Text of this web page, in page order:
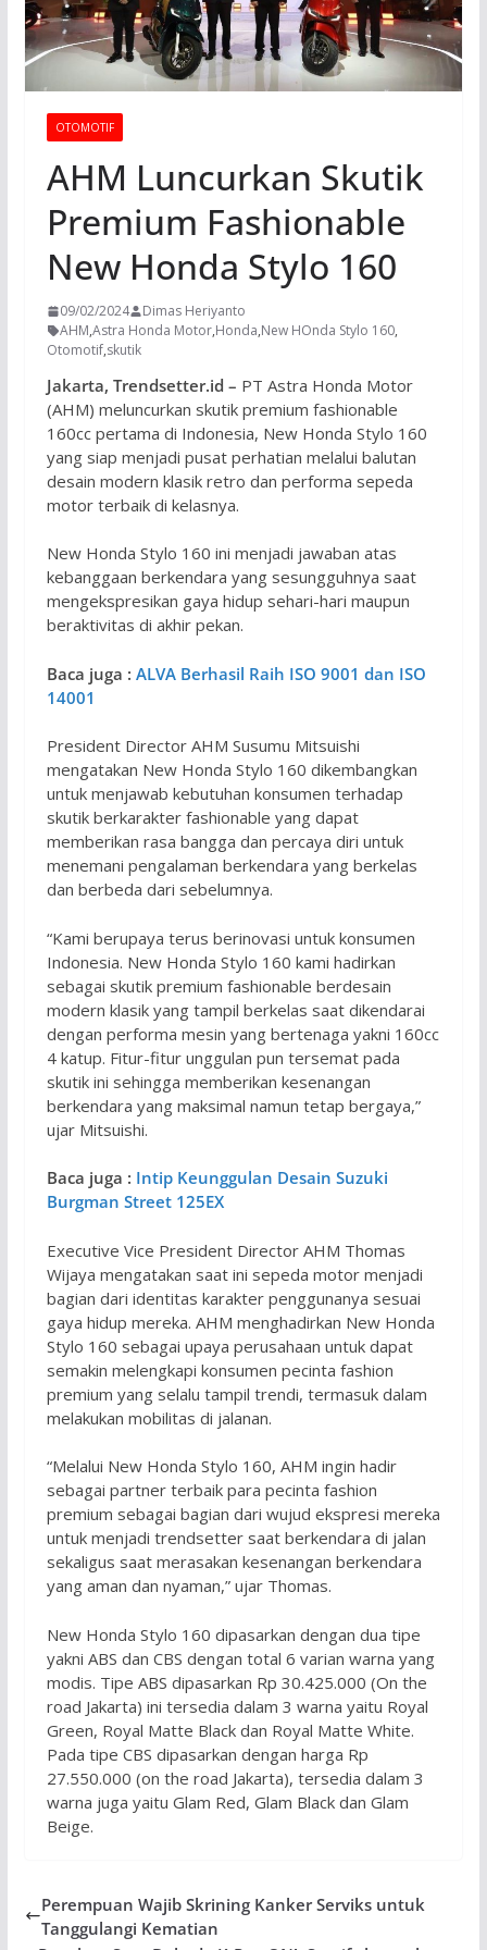
OTOMOTIF
AHM Luncurkan Skutik
Premium Fashionable
New Honda Stylo 160
09/02/2024
Dimas Heriyanto
AHM,Astra Honda Motor,Honda,New HOnda Stylo 160,
Otomotif,skutik
Jakarta, Trendsetter.id – PT Astra Honda Motor
(AHM) meluncurkan skutik premium fashionable
160cc pertama di Indonesia, New Honda Stylo 160
yang siap menjadi pusat perhatian melalui balutan
desain modern klasik retro dan performa sepeda
motor terbaik di kelasnya.
New Honda Stylo 160 ini menjadi jawaban atas
kebanggaan berkendara yang sesungguhnya saat
mengekspresikan gaya hidup sehari-hari maupun
beraktivitas di akhir pekan.
Baca juga : ALVA Berhasil Raih ISO 9001 dan ISO
14001
President Director AHM Susumu Mitsuishi
mengatakan New Honda Stylo 160 dikembangkan
untuk menjawab kebutuhan konsumen terhadap
skutik berkarakter fashionable yang dapat
memberikan rasa bangga dan percaya diri untuk
menemani pengalaman berkendara yang berkelas
dan berbeda dari sebelumnya.
“Kami berupaya terus berinovasi untuk konsumen
Indonesia. New Honda Stylo 160 kami hadirkan
sebagai skutik premium fashionable berdesain
modern klasik yang tampil berkelas saat dikendarai
dengan performa mesin yang bertenaga yakni 160cc
4 katup. Fitur-fitur unggulan pun tersemat pada
skutik ini sehingga memberikan kesenangan
berkendara yang maksimal namun tetap bergaya,”
ujar Mitsuishi.
Baca juga : Intip Keunggulan Desain Suzuki
Burgman Street 125EX
Executive Vice President Director AHM Thomas
Wijaya mengatakan saat ini sepeda motor menjadi
bagian dari identitas karakter penggunanya sesuai
gaya hidup mereka. AHM menghadirkan New Honda
Stylo 160 sebagai upaya perusahaan untuk dapat
semakin melengkapi konsumen pecinta fashion
premium yang selalu tampil trendi, termasuk dalam
melakukan mobilitas di jalanan.
“Melalui New Honda Stylo 160, AHM ingin hadir
sebagai partner terbaik para pecinta fashion
premium sebagai bagian dari wujud ekspresi mereka
untuk menjadi trendsetter saat berkendara di jalan
sekaligus saat merasakan kesenangan berkendara
yang aman dan nyaman,” ujar Thomas.
New Honda Stylo 160 dipasarkan dengan dua tipe
yakni ABS dan CBS dengan total 6 varian warna yang
modis. Tipe ABS dipasarkan Rp 30.425.000 (On the
road Jakarta) ini tersedia dalam 3 warna yaitu Royal
Green, Royal Matte Black dan Royal Matte White.
Pada tipe CBS dipasarkan dengan harga Rp
27.550.000 (on the road Jakarta), tersedia dalam 3
warna juga yaitu Glam Red, Glam Black dan Glam
Beige.
Perempuan Wajib Skrining Kanker Serviks untuk
Tanggulangi Kematian